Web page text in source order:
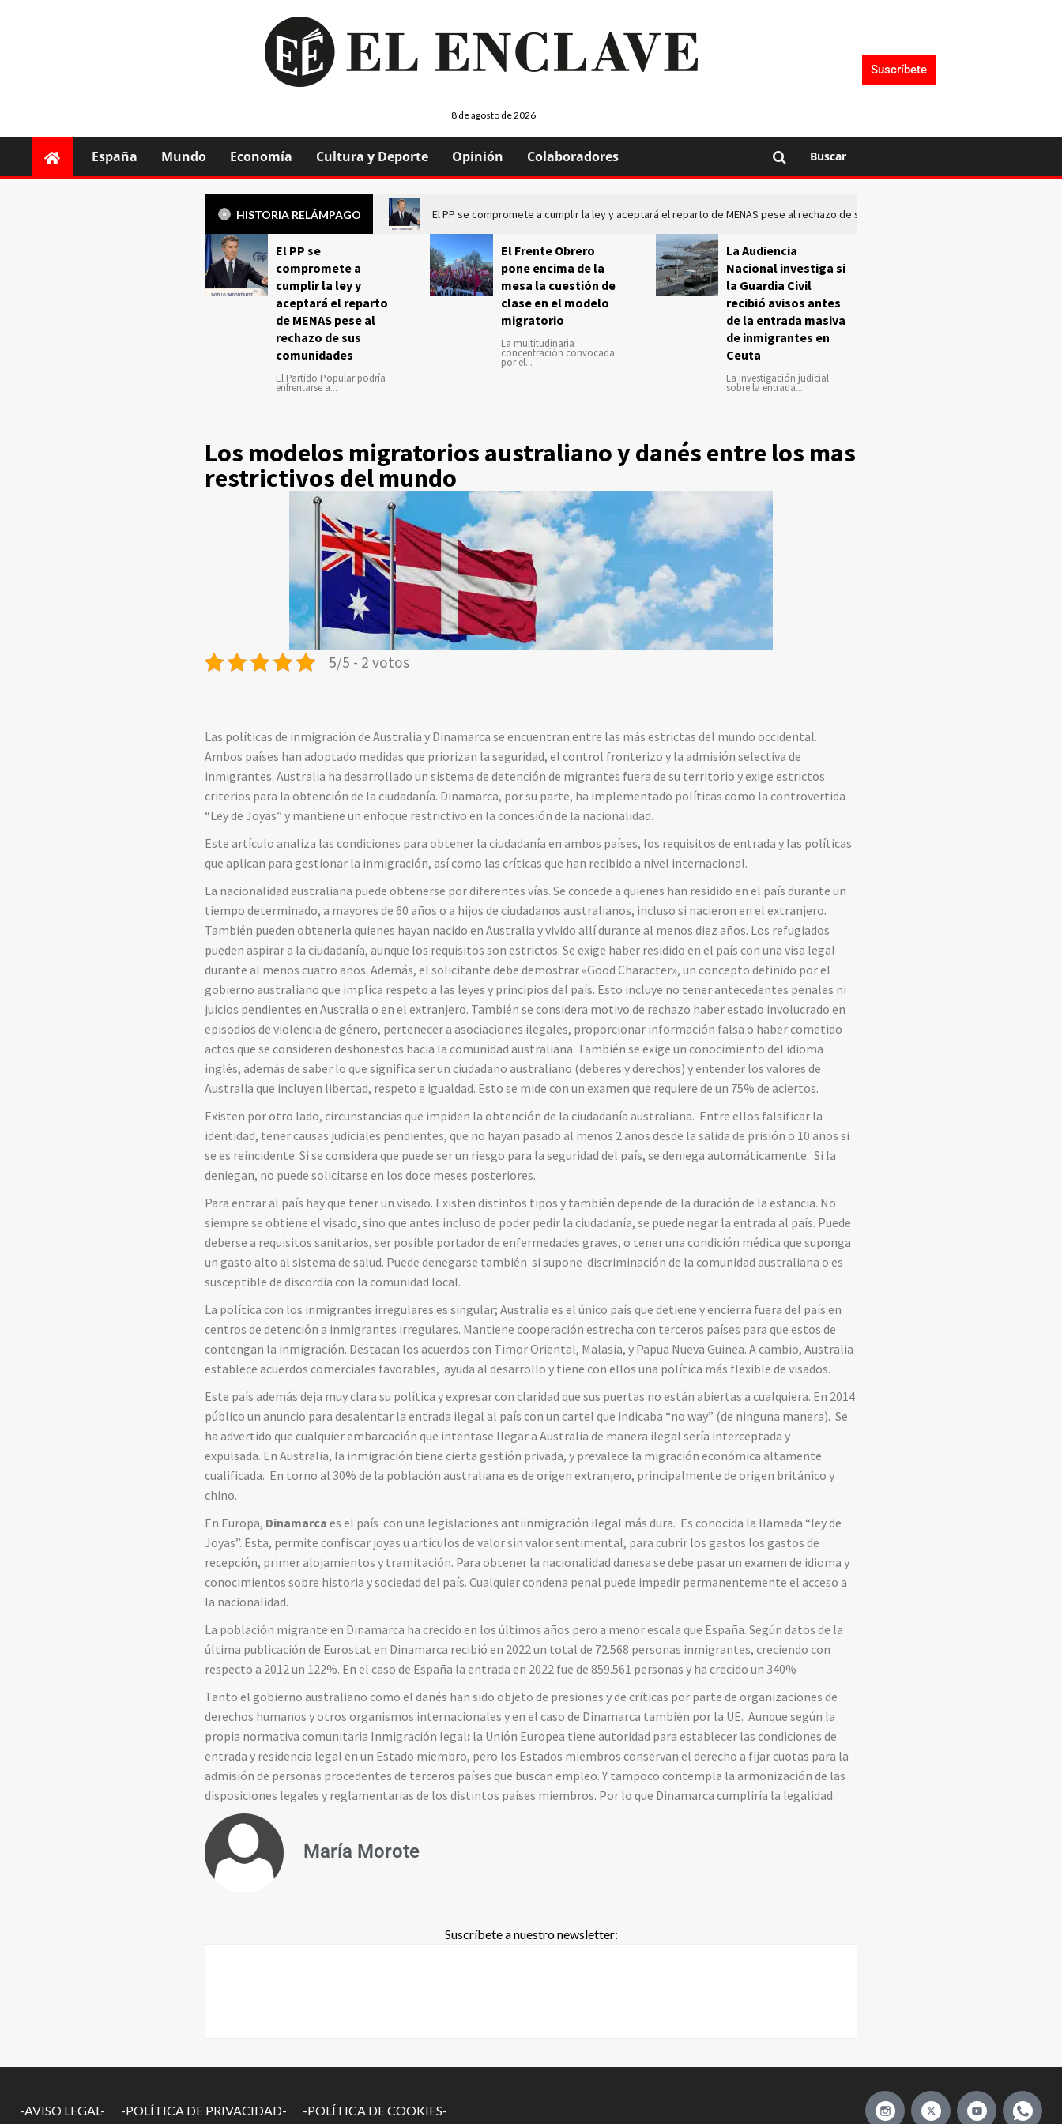
8 de agosto de 2026
Suscríbete
España Mundo Economía Cultura y Deporte Opinión Colaboradores Buscar
HISTORIA RELÁMPAGO El PP se compromete a cumplir la ley y aceptará el reparto de MENAS pese al rechazo de sus comunidades
El PP se
compromete a
cumplir la ley y
aceptará el reparto
de MENAS pese al
rechazo de sus
comunidades
El Partido Popular podría
enfrentarse a...
El Frente Obrero
pone encima de la
mesa la cuestión de
clase en el modelo
migratorio
La multitudinaria
concentración convocada
por el...
La Audiencia
Nacional investiga si
la Guardia Civil
recibió avisos antes
de la entrada masiva
de inmigrantes en
Ceuta
La investigación judicial
sobre la entrada...
Los modelos migratorios australiano y danés entre los mas
restrictivos del mundo
5/5 - 2 votos
Las políticas de inmigración de Australia y Dinamarca se encuentran entre las más estrictas del mundo occidental.
Ambos países han adoptado medidas que priorizan la seguridad, el control fronterizo y la admisión selectiva de
inmigrantes. Australia ha desarrollado un sistema de detención de migrantes fuera de su territorio y exige estrictos
criterios para la obtención de la ciudadanía. Dinamarca, por su parte, ha implementado políticas como la controvertida
“Ley de Joyas” y mantiene un enfoque restrictivo en la concesión de la nacionalidad.
Este artículo analiza las condiciones para obtener la ciudadanía en ambos países, los requisitos de entrada y las políticas
que aplican para gestionar la inmigración, así como las críticas que han recibido a nivel internacional.
La nacionalidad australiana puede obtenerse por diferentes vías. Se concede a quienes han residido en el país durante un
tiempo determinado, a mayores de 60 años o a hijos de ciudadanos australianos, incluso si nacieron en el extranjero.
También pueden obtenerla quienes hayan nacido en Australia y vivido allí durante al menos diez años. Los refugiados
pueden aspirar a la ciudadanía, aunque los requisitos son estrictos. Se exige haber residido en el país con una visa legal
durante al menos cuatro años. Además, el solicitante debe demostrar «Good Character», un concepto definido por el
gobierno australiano que implica respeto a las leyes y principios del país. Esto incluye no tener antecedentes penales ni
juicios pendientes en Australia o en el extranjero. También se considera motivo de rechazo haber estado involucrado en
episodios de violencia de género, pertenecer a asociaciones ilegales, proporcionar información falsa o haber cometido
actos que se consideren deshonestos hacia la comunidad australiana. También se exige un conocimiento del idioma
inglés, además de saber lo que significa ser un ciudadano australiano (deberes y derechos) y entender los valores de
Australia que incluyen libertad, respeto e igualdad. Esto se mide con un examen que requiere de un 75% de aciertos.
Existen por otro lado, circunstancias que impiden la obtención de la ciudadanía australiana. Entre ellos falsificar la
identidad, tener causas judiciales pendientes, que no hayan pasado al menos 2 años desde la salida de prisión o 10 años si
se es reincidente. Si se considera que puede ser un riesgo para la seguridad del país, se deniega automáticamente. Si la
deniegan, no puede solicitarse en los doce meses posteriores.
Para entrar al país hay que tener un visado. Existen distintos tipos y también depende de la duración de la estancia. No
siempre se obtiene el visado, sino que antes incluso de poder pedir la ciudadanía, se puede negar la entrada al país. Puede
deberse a requisitos sanitarios, ser posible portador de enfermedades graves, o tener una condición médica que suponga
un gasto alto al sistema de salud. Puede denegarse también si supone discriminación de la comunidad australiana o es
susceptible de discordia con la comunidad local.
La política con los inmigrantes irregulares es singular; Australia es el único país que detiene y encierra fuera del país en
centros de detención a inmigrantes irregulares. Mantiene cooperación estrecha con terceros países para que estos de
contengan la inmigración. Destacan los acuerdos con Timor Oriental, Malasia, y Papua Nueva Guinea. A cambio, Australia
establece acuerdos comerciales favorables, ayuda al desarrollo y tiene con ellos una política más flexible de visados.
Este país además deja muy clara su política y expresar con claridad que sus puertas no están abiertas a cualquiera. En 2014
público un anuncio para desalentar la entrada ilegal al país con un cartel que indicaba “no way” (de ninguna manera). Se
ha advertido que cualquier embarcación que intentase llegar a Australia de manera ilegal sería interceptada y
expulsada. En Australia, la inmigración tiene cierta gestión privada, y prevalece la migración económica altamente
cualificada. En torno al 30% de la población australiana es de origen extranjero, principalmente de origen británico y
chino.
En Europa, Dinamarca es el país con una legislaciones antiinmigración ilegal más dura. Es conocida la llamada “ley de
Joyas”. Esta, permite confiscar joyas u artículos de valor sin valor sentimental, para cubrir los gastos los gastos de
recepción, primer alojamientos y tramitación. Para obtener la nacionalidad danesa se debe pasar un examen de idioma y
conocimientos sobre historia y sociedad del país. Cualquier condena penal puede impedir permanentemente el acceso a
la nacionalidad.
La población migrante en Dinamarca ha crecido en los últimos años pero a menor escala que España. Según datos de la
última publicación de Eurostat en Dinamarca recibió en 2022 un total de 72.568 personas inmigrantes, creciendo con
respecto a 2012 un 122%. En el caso de España la entrada en 2022 fue de 859.561 personas y ha crecido un 340%
Tanto el gobierno australiano como el danés han sido objeto de presiones y de críticas por parte de organizaciones de
derechos humanos y otros organismos internacionales y en el caso de Dinamarca también por la UE. Aunque según la
propia normativa comunitaria Inmigración legal: la Unión Europea tiene autoridad para establecer las condiciones de
entrada y residencia legal en un Estado miembro, pero los Estados miembros conservan el derecho a fijar cuotas para la
admisión de personas procedentes de terceros países que buscan empleo. Y tampoco contempla la armonización de las
disposiciones legales y reglamentarias de los distintos países miembros. Por lo que Dinamarca cumpliría la legalidad.
María Morote
Suscríbete a nuestro newsletter:
-AVISO LEGAL- -POLÍTICA DE PRIVACIDAD- -POLÍTICA DE COOKIES-